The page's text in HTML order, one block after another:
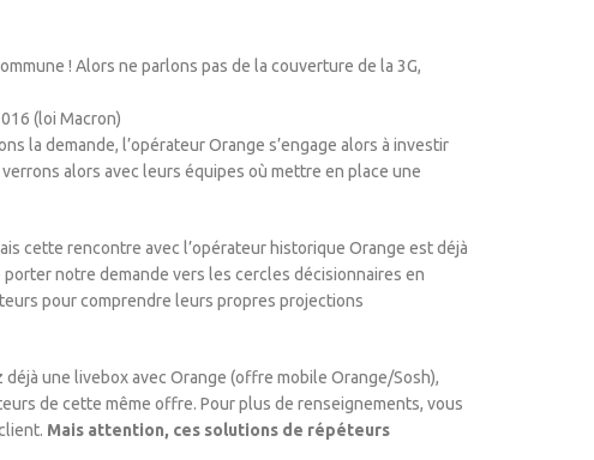
! Alors ne parlons pas de la couverture de la 3G,
(loi Macron)
la demande, l’opérateur Orange s’engage alors à investir
alors avec leurs équipes où mettre en place une
cette rencontre avec l’opérateur historique Orange est déjà
notre demande vers les cercles décisionnaires en
pour comprendre leurs propres projections
une livebox avec Orange (offre mobile Orange/Sosh),
de cette même offre. Pour plus de renseignements, vous
Mais attention, ces solutions de répéteurs